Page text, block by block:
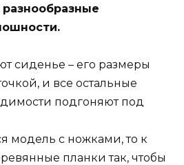
сиденье – его размеры
и все остальные
подгоняют под
модель с ножками, то к
планки так, чтобы